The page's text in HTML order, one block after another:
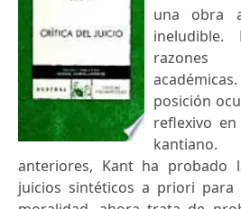
una obra
razones
posición
reflexivo
anteriores, Kant ha probado
juicios sintéticos a priori para